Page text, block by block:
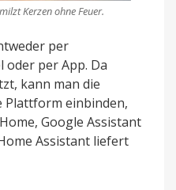
Kerzen ohne Feuer.
per
oder per App. Da
kann man die
Plattform einbinden,
Google Assistant
Assistant liefert